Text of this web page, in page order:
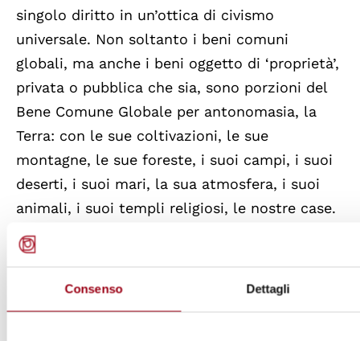
Consenso Dettagli
singolo diritto in un’ottica di civismo
universale. Non soltanto i beni comuni
globali, ma anche i beni oggetto di ‘proprietà’,
privata o pubblica che sia, sono porzioni del
Bene Comune Globale per antonomasia, la
Terra: con le sue coltivazioni, le sue
montagne, le sue foreste, i suoi campi, i suoi
deserti, i suoi mari, la sua atmosfera, i suoi
animali, i suoi templi religiosi, le nostre case.
Intendo dire che i ‘beni’ oggetto di proprietà
sono parti di un Tutto, che bisogna coltivare e
preservare nell’ottica della condivisione,